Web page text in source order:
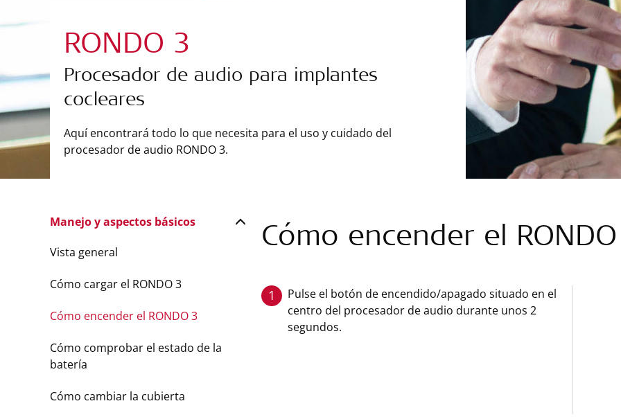
RONDO 3
Procesador de audio para implantes
cocleares
Aquí encontrará todo lo que necesita para el uso y cuidado del
procesador de audio RONDO 3.
Cómo encender el
1
Pulse el botón de encendido/apagado situado en el
centro del procesador de audio durante unos 2
segundos.
Manejo y aspectos básicos
Vista general
Cómo cargar el RONDO 3
Cómo encender el RONDO 3
Cómo comprobar el estado de la
batería
Cómo cambiar la cubierta